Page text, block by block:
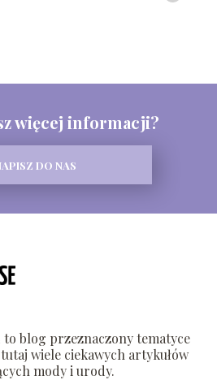
więcej informacji?
DO NAS
to blog przeznaczony tematyce
wiele ciekawych artykułów
mody i urody.